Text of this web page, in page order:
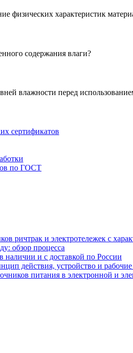
физических характеристик
содержания влаги?
влажности перед
сертификатов
по ГОСТ
ричтрак и электротележек с
обзор процесса
наличии и с доставкой по России
действия, устройство и
питания в электронной и